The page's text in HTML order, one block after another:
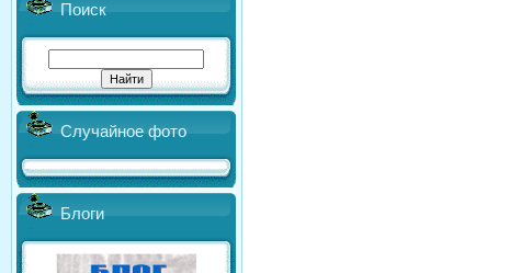
Поиск
Случайное фото
Блоги